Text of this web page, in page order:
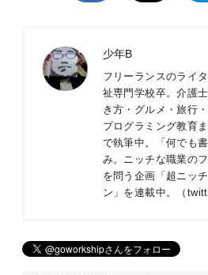
少年B
フリーランスのライ
祉専門学校卒。介護
き方・グルメ・旅行
プログラミング教育
で執筆中。「何でも
み。ニッチな職業の
を問う企画「 超ニッ
ン 」を連載中。（